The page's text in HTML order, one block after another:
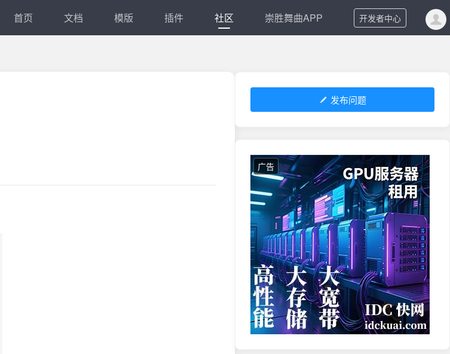
首页 文档 模版 插件 社区 崇胜舞曲APP 开发者中心
发布问题
广告